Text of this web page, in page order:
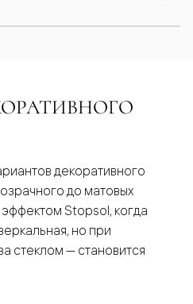
декоративного
до матовых
эффектом Stopsol, когда
но при
стеклом — становится